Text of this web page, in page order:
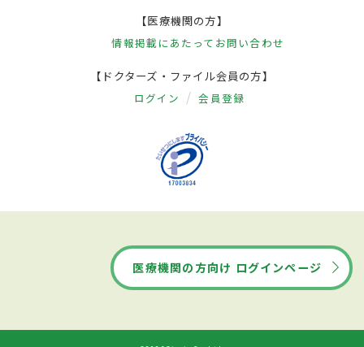
【医療機関の方】
情報掲載にあたって お問い合わせ
【ドクターズ・ファイル会員の方】
ログイン 会員登録
医療機関の方向け ログインページ